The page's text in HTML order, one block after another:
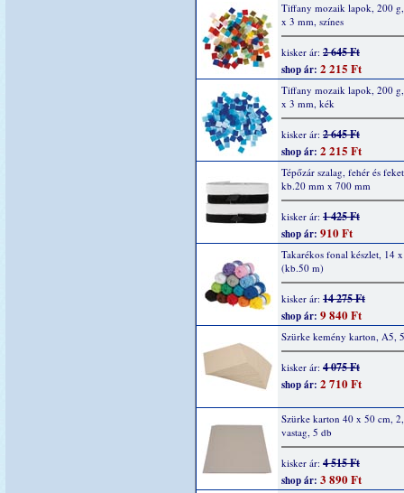
Tiffany mozaik lapok, 200
x 3 mm, színes
kisker ár: 2 645 Ft
shop ár: 2 215 Ft
Tiffany mozaik lapok, 200
x 3 mm, kék
kisker ár: 2 645 Ft
shop ár: 2 215 Ft
Tépőzár szalag, fehér és
kb.20 mm x 700 mm
kisker ár: 1 425 Ft
shop ár: 910 Ft
Takarékos fonal készlet, 14
(kb.50 m)
kisker ár: 14 275 Ft
shop ár: 9 840 Ft
Szürke kemény karton, A5,
kisker ár: 4 075 Ft
shop ár: 2 710 Ft
Szürke karton 40 x 50 cm,
vastag, 5 db
kisker ár: 4 515 Ft
shop ár: 3 890 Ft